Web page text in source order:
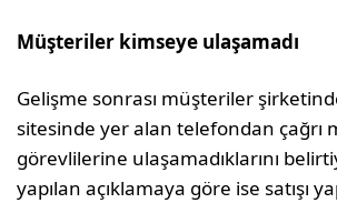
Müşteriler kimseye ulaşamadı
Gelişme sonrası müşteriler
sitesinde yer alan telefondan çağrı
görevlilerine ulaşamadıklarını
yapılan açıklamaya göre ise satışı